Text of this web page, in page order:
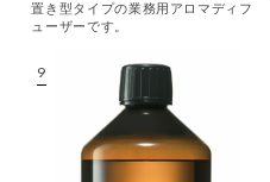
置き型タイプの業務用アロマディフ
ューザーです。